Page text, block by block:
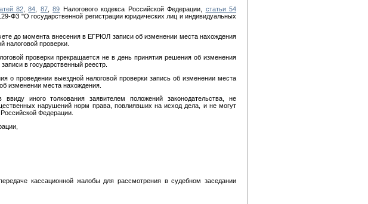
82 ,84 87,89 Налогового кодекса Российской Федерации, статьи 54
ФЗ "О государственной регистрации юридических лиц и индивидуальных
до момента внесения в ЕГРЮЛ записи об изменении места нахождения
налоговой проверки.
проверки прекращается не в день принятия решения об изменения
в государственный реестр.
о проведении выездной налоговой проверки запись об изменении места
изменении места нахождения.
иного толкования заявителем положений законодательства, не
нарушений норм права, повлиявших на исход дела, и не могут
Федерации.
кассационной жалобы для рассмотрения в судебном заседании